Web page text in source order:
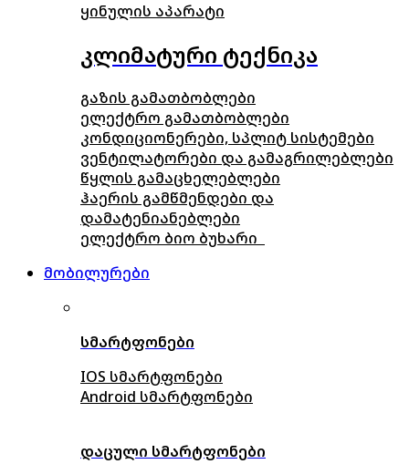
ყინულის აპარატი
კლიმატური ტექნიკა
გაზის გამათბობლები
ელექტრო გამათბობლები
კონდიციონერები, სპლიტ სისტემები
ვენტილატორები და გამაგრილებლები
წყლის გამაცხელებლები
ჰაერის გამწმენდები და
დამატენიანებლები
ელექტრო ბიო ბუხარი
მობილურები
სმარტფონები
IOS სმარტფონები
Android სმარტფონები
დაცული სმარტფონები